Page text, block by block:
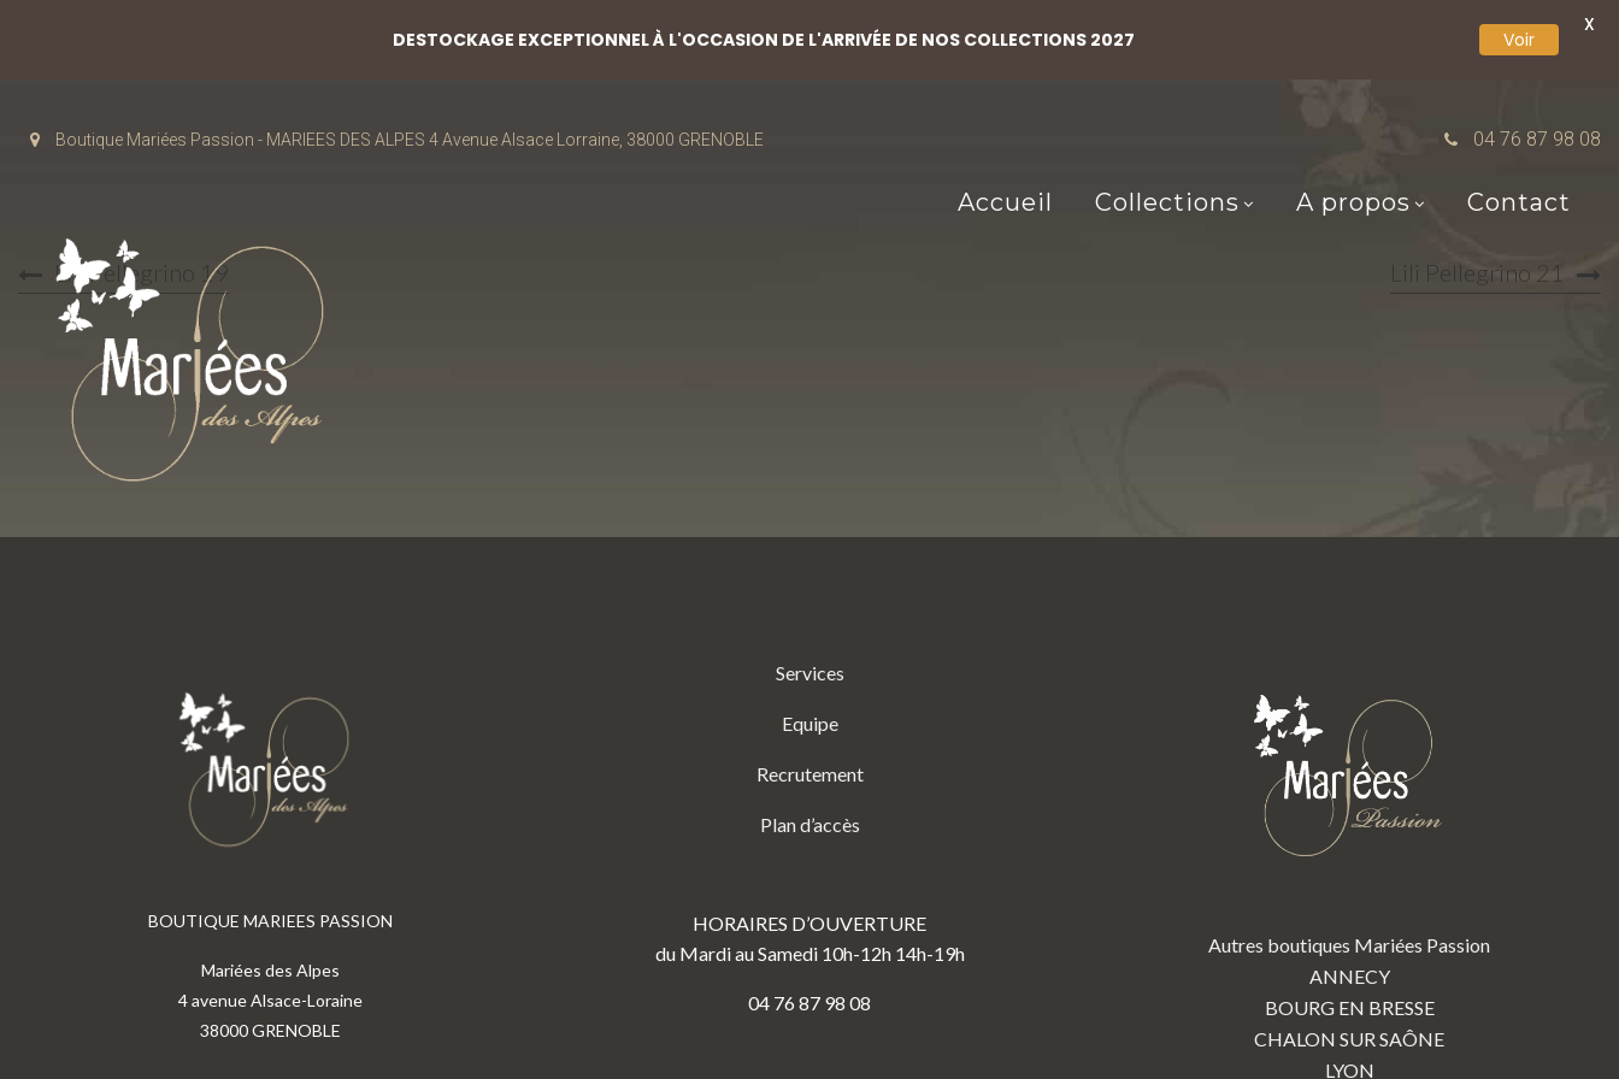
Boutique Mariées Passion - MARIEES DES ALPES 4 Avenue Alsace Lorraine, 38000 GRENOBLE 04 76 87 98 08
Accueil Collections A propos Contact
Lili Pellegrino 19 Lili Pellegrino 21
BOUTIQUE MARIEES PASSION
Mariées des Alpes
4 avenue Alsace-Loraine
38000 GRENOBLE
Services
Equipe
Recrutement
Plan d’accès
HORAIRES D’OUVERTURE
du Mardi au Samedi 10h-12h 14h-19h
04 76 87 98 08
Autres boutiques Mariées Passion
ANNECY
BOURG EN BRESSE
CHALON SUR SAÔNE
LYON
DESTOCKAGE EXCEPTIONNEL À L'OCCASION DE L'ARRIVÉE DE NOS COLLECTIONS 2027 Voir
X